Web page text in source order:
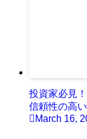
投資家必見
信頼性の高
March 16,